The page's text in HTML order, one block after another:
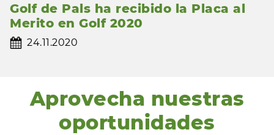
Golf de Pals ha recibido la Placa al
Merito en Golf 2020
24.11.2020
Aprovecha nuestras
oportunidades